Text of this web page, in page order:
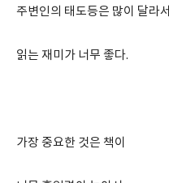
주변인의 태도등은 많이 달라서
읽는 재미가 너무 좋다.
가장 중요한 것은 책이